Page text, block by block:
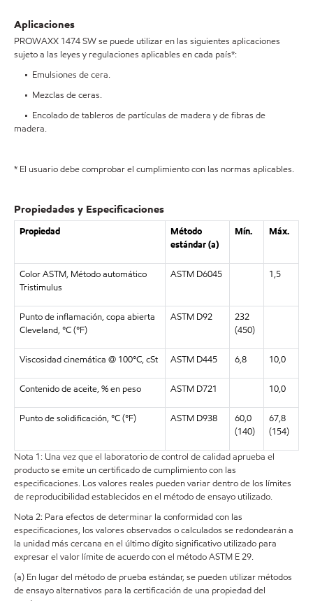
Aplicaciones
PROWAXX 1474 SW se puede utilizar en las siguientes aplicaciones
sujeto a las leyes y regulaciones aplicables en cada país*:
• Emulsiones de cera.
• Mezclas de ceras.
• Encolado de tableros de partículas de madera y de fibras de
madera.
* El usuario debe comprobar el cumplimiento con las normas aplicables.
Propiedades y Especificaciones
Propiedad
Método
estándar (a)
Mín. Máx.
Color ASTM, Método automático
Tristimulus
ASTM D6045 1,5
Punto de inflamación, copa abierta
Cleveland, °C (°F)
ASTM D92
232
(450)
Viscosidad cinemática @ 100°C, cSt ASTM D445 6,8 10,0
Contenido de aceite, % en peso ASTM D721 10,0
Punto de solidificación, °C (°F) ASTM D938
60,0
(140)
67,8
(154)
Nota 1: Una vez que el laboratorio de control de calidad aprueba el
producto se emite un certificado de cumplimiento con las
especificaciones. Los valores reales pueden variar dentro de los límites
de reproducibilidad establecidos en el método de ensayo utilizado.
Nota 2: Para efectos de determinar la conformidad con las
especificaciones, los valores observados o calculados se redondearán a
la unidad más cercana en el último dígito significativo utilizado para
expresar el valor límite de acuerdo con el método ASTM E 29.
(a) En lugar del método de prueba estándar, se pueden utilizar métodos
de ensayo alternativos para la certificación de una propiedad del